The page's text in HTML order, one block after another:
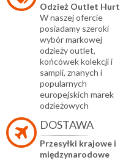
Odzież Outlet Hurt
W naszej ofercie
posiadamy szeroki
wybór markowej
odzieży outlet,
końcówek kolekcji i
sampli, znanych i
popularnych
europejskich marek
odzieżowych
DOSTAWA
Przesyłki krajowe i
międzynarodowe